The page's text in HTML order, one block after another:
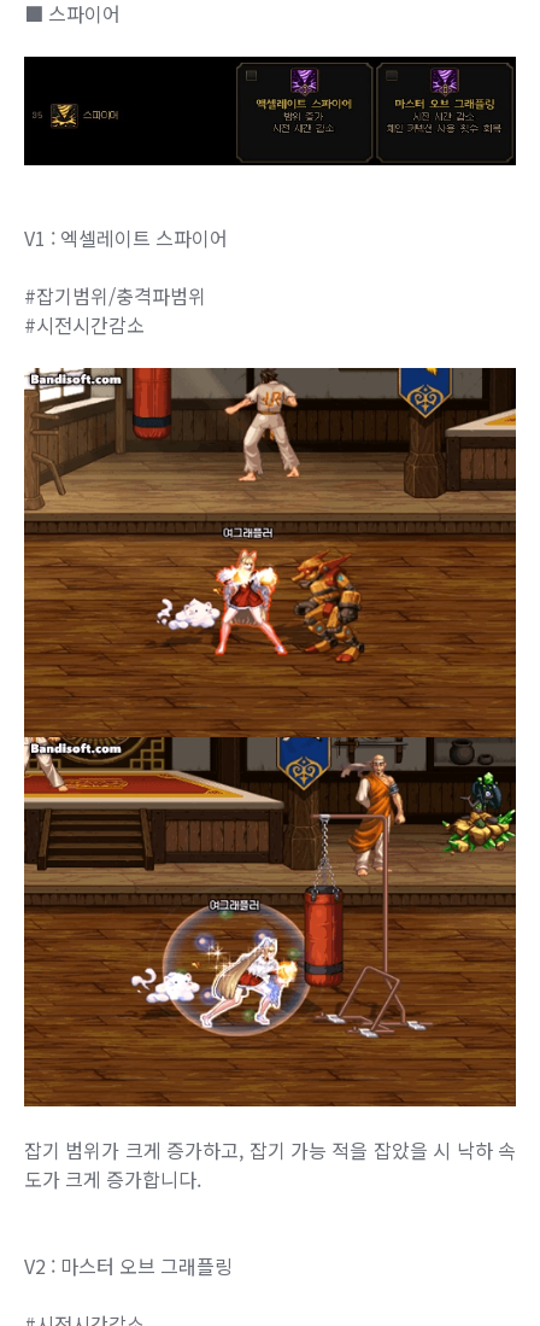
■ 스파이어
V1 : 엑셀레이트 스파이어
#잡기범위/충격파범위
#시전시간감소
잡기 범위가 크게 증가하고, 잡기 가능 적을 잡았을 시 낙하 속
도가 크게 증가합니다.
V2 : 마스터 오브 그래플링